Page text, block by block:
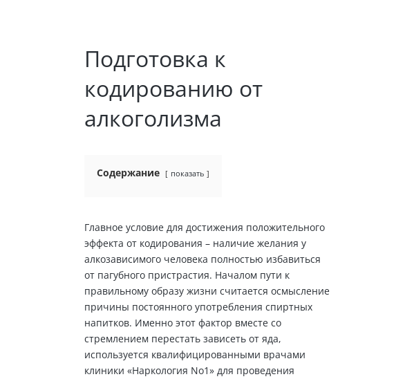
Подготовка к
кодированию от
алкоголизма
Содержание показать
Главное условие для достижения положительного
эффекта от кодирования – наличие желания у
алкозависимого человека полностью избавиться
от пагубного пристрастия. Началом пути к
правильному образу жизни считается осмысление
причины постоянного употребления спиртных
напитков. Именно этот фактор вместе со
стремлением перестать зависеть от яда,
используется квалифицированными врачами
клиники «Наркология No1» для проведения